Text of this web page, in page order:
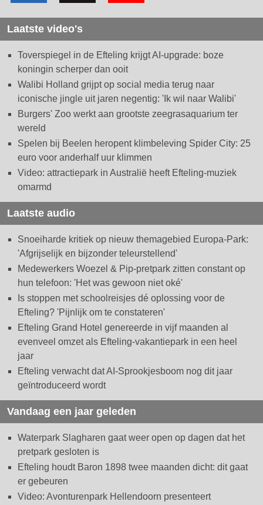
Laatste video's
Toverspiegel in de Efteling krijgt AI-upgrade: boze
koningin scherper dan ooit
Walibi Holland grijpt op social media terug naar
iconische jingle uit jaren negentig: 'Ik wil naar Walibi'
Burgers' Zoo werkt aan grootste zeegrasaquarium ter
wereld
Spelen bij Beelen heropent klimbeleving Spider City: 25
euro voor anderhalf uur klimmen
Video: attractiepark in Australië heeft Efteling-muziek
omarmd
Laatste audio
Snoeiharde kritiek op nieuw themagebied Europa-Park:
'Afgrijselijk en bijzonder teleurstellend'
Medewerkers Woezel & Pip-pretpark zitten constant op
hun telefoon: 'Het was gewoon niet oké'
Is stoppen met schoolreisjes dé oplossing voor de
Efteling? 'Pijnlijk om te constateren'
Efteling Grand Hotel genereerde in vijf maanden al
evenveel omzet als Efteling-vakantiepark in een heel
jaar
Efteling verwacht dat AI-Sprookjesboom nog dit jaar
geïntroduceerd wordt
Vandaag een jaar geleden
Waterpark Slagharen gaat weer open op dagen dat het
pretpark gesloten is
Efteling houdt Baron 1898 twee maanden dicht: dit gaat
er gebeuren
Video: Avonturenpark Hellendoorn presenteert